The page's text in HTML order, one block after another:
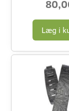
Læg i